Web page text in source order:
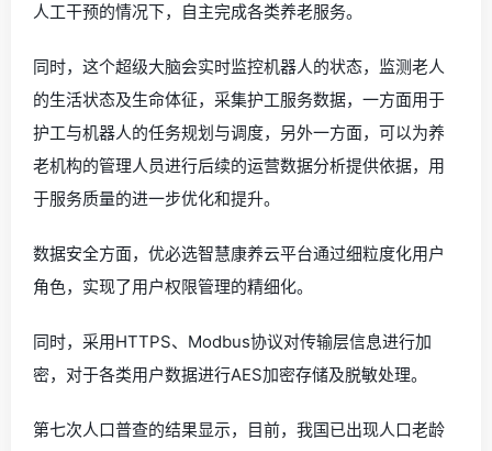
人工干预的情况下，自主完成各类养老服务。
同时，这个超级大脑会实时监控机器人的状态，监测老人
的生活状态及生命体征，采集护工服务数据，一方面用于
护工与机器人的任务规划与调度，另外一方面，可以为养
老机构的管理人员进行后续的运营数据分析提供依据，用
于服务质量的进一步优化和提升。
数据安全方面，优必选智慧康养云平台通过细粒度化用户
角色，实现了用户权限管理的精细化。
同时，采用HTTPS、Modbus协议对传输层信息进行加
密，对于各类用户数据进行AES加密存储及脱敏处理。
第七次人口普查的结果显示，目前，我国已出现人口老龄